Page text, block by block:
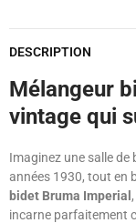
DESCRIPTION
Mélangeur
vintage qui
Imaginez une salle
années 1930, tout en
bidet Bruma Imperial
incarne parfaitement